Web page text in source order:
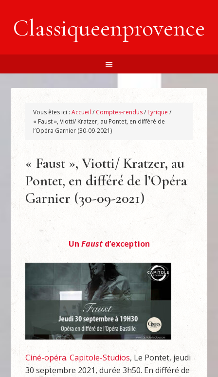
Classiqueenprovence
Vous êtes ici :Accueil / Comptes-rendus/ Lyrique /
« Faust », Viotti/ Kratzer, au Pontet, en différé de
l’Opéra Garnier (30-09-2021)
« Faust », Viotti/ Kratzer, au
Pontet, en différé de l’Opéra
Garnier (30-09-2021)
Un Faustd’exception
Ciné-opéra. Capitole-Studios, Le Pontet, jeudi
30 septembre 2021, durée 3h50. En différé de